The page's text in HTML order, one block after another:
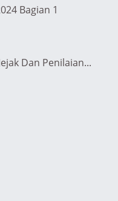
Bagian 1
Dan Penilaian...